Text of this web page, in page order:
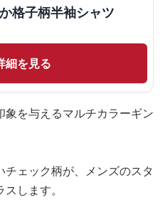
格子柄半袖シャツ
細を見る
象を与えるマルチカラーギン
ェック柄が、メンズのスタ
します。